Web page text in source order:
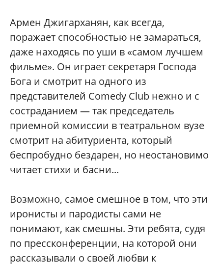
Армен Джигарханян, как всегда,
поражает способностью не замараться,
даже находясь по уши в «самом лучшем
фильме». Он играет секретаря Господа
Бога и смотрит на одного из
представителей Comedy Club нежно и с
состраданием — так председатель
приемной комиссии в театральном вузе
смотрит на абитуриента, который
беспробудно бездарен, но неостановимо
читает стихи и басни...
Возможно, самое смешное в том, что эти
иронисты и пародисты сами не
понимают, как смешны. Эти ребята, судя
по прессконференции, на которой они
рассказывали о своей любви к